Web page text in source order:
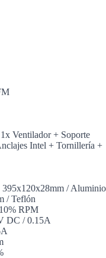
Ventilador + Soporte
Intel + Tornillería +
395x120x28mm / Aluminio
/ Teflón
RPM
DC / 0.15A